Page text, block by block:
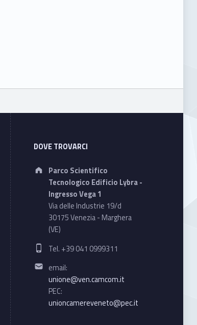
DOVE TROVARCI
Address:
Parco Scientifico
Tecnologico Edificio Lybra -
Ingresso Vega 1
Via delle Industrie 19/d
30175 Venezia - Marghera
(VE)
Phone number:
Tel. +39 041 0999311
Email address:
email:
unione@ven.camcom.it
PEC:
unioncamereveneto@pec.it